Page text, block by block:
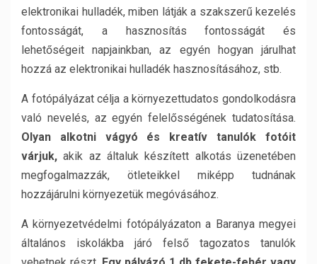
elektronikai hulladék, miben látják a szakszerű kezelés
fontosságát, a hasznosítás fontosságát és
lehetőségeit napjainkban, az egyén hogyan járulhat
hozzá az elektronikai hulladék hasznosításához, stb.
A fotópályázat célja a környezettudatos gondolkodásra
való nevelés, az egyén felelősségének tudatosítása.
Olyan alkotni vágyó és kreatív tanulók fotóit
várjuk, akik az általuk készített alkotás üzenetében
megfogalmazzák, ötleteikkel miképp tudnának
hozzájárulni környezetük megóvásához.
A környezetvédelmi fotópályázaton a Baranya megyei
általános iskolákba járó felső tagozatos tanulók